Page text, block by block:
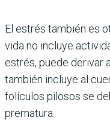
El estrés también es
vida no incluye
estrés, puede derivar
también incluye al
folículos pilosos se
prematura.